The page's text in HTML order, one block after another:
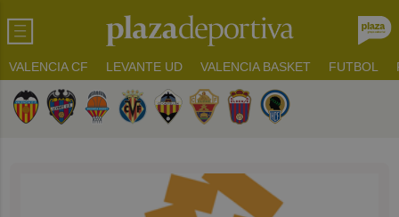
VALENCIA CF LEVANTE UD VALENCIA BASKET FUTBOL